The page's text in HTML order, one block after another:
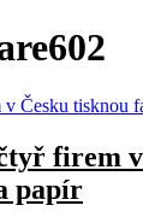
firem v
papír